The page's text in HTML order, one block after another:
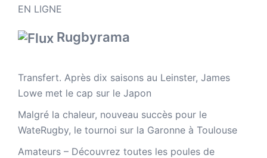
EN LIGNE
Rugbyrama
Transfert. Après dix saisons au Leinster, James
Lowe met le cap sur le Japon
Malgré la chaleur, nouveau succès pour le
WateRugby, le tournoi sur la Garonne à Toulouse
Amateurs – Découvrez toutes les poules de